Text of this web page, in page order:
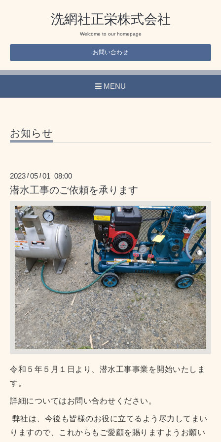
洗網社正栄株式会社
Welcome to our homepage
お問い合わせ
MENU
お知らせ
2023 /05 /01 08:00
潜水工事のご依頼を承ります
令和５年５月１日より、潜水工事事業を開始いたしま
す。
詳細についてはお問い合わせください。
弊社は、今後も皆様のお役に立てるよう尽力してまい
りますので、これからもご愛顧を賜りますようお願い